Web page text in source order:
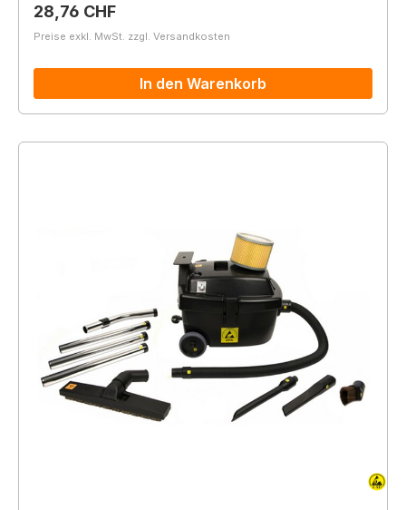
Regulärer Preis:
28,76 CHF
Preise exkl. MwSt. zzgl. Versandkosten
In den Warenkorb